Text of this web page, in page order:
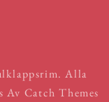
. Alla
Av Catch Themes